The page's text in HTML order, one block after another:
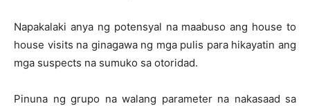
Napakalaki anya ng potensyal na maabuso ang house to
house visits na ginagawa ng mga pulis para hikayatin ang
mga suspects na sumuko sa otoridad.
Pinuna ng grupo na walang parameter na nakasaad sa